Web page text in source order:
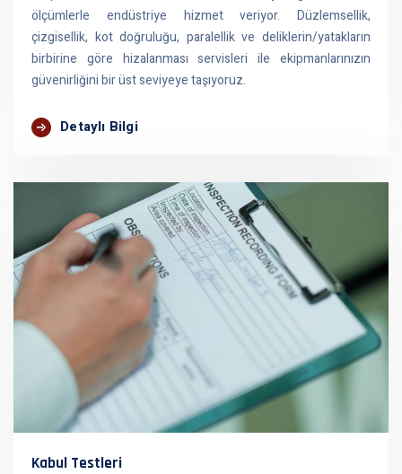
ölçümlerle endüstriye hizmet veriyor. Düzlemsellik,
çizgisellik, kot doğruluğu, paralellik ve deliklerin/yatakların
birbirine göre hizalanması servisleri ile ekipmanlarınızın
güvenirliğini bir üst seviyeye taşıyoruz.
Detaylı Bilgi
Kabul Testleri